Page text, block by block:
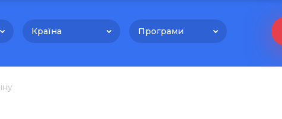
Країна Програми